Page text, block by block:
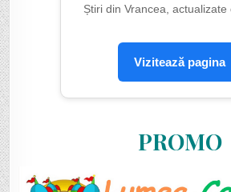
Știri din Vrancea, actualizate
Vizitează pagina
PROMO